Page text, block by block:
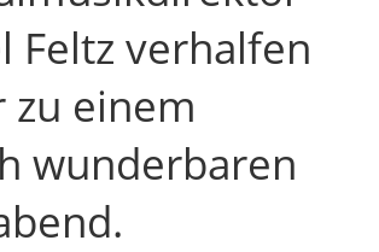
Feltz verhalfen
zu einem
wunderbaren